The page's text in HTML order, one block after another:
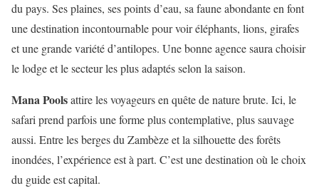
du pays. Ses plaines, ses points d’eau, sa faune abondante en font
une destination incontournable pour voir éléphants, lions, girafes
et une grande variété d’antilopes. Une bonne agence saura choisir
le lodge et le secteur les plus adaptés selon la saison.
Mana Poolsattire les voyageurs en quête de nature brute. Ici, le
safari prend parfois une forme plus contemplative, plus sauvage
aussi. Entre les berges du Zambèze et la silhouette des forêts
inondées, l’expérience est à part. C’est une destination où le choix
du guide est capital.